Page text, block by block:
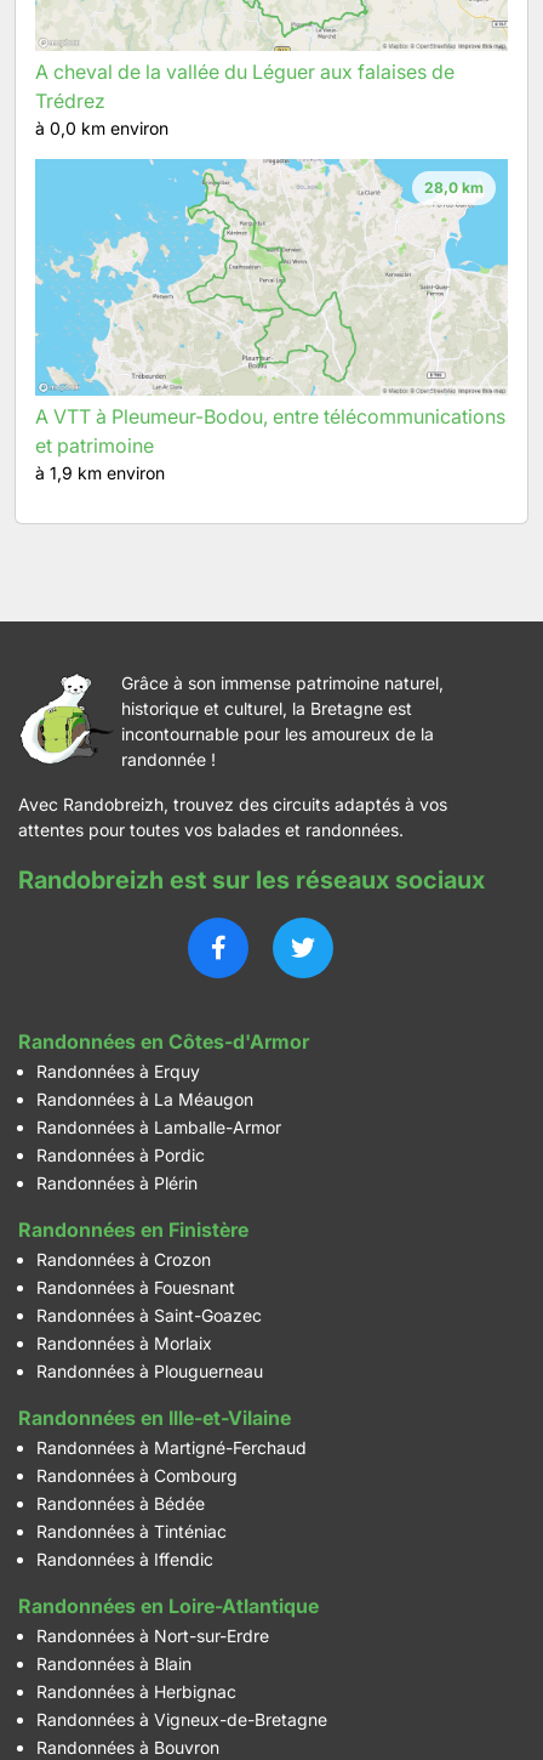
A cheval de la vallée du Léguer aux falaises de
Trédrez
à 0,0 km environ
28,0 km
A VTT à Pleumeur-Bodou, entre télécommunications
et patrimoine
à 1,9 km environ
Grâce à son immense patrimoine naturel,
historique et culturel, la Bretagne est
incontournable pour les amoureux de la
randonnée !
Avec Randobreizh, trouvez des circuits adaptés à vos
attentes pour toutes vos balades et randonnées.
Randobreizh est sur les réseaux sociaux
Randonnées en Côtes-d'Armor
Randonnées à Erquy
Randonnées à La Méaugon
Randonnées à Lamballe-Armor
Randonnées à Pordic
Randonnées à Plérin
Randonnées en Finistère
Randonnées à Crozon
Randonnées à Fouesnant
Randonnées à Saint-Goazec
Randonnées à Morlaix
Randonnées à Plouguerneau
Randonnées en Ille-et-Vilaine
Randonnées à Martigné-Ferchaud
Randonnées à Combourg
Randonnées à Bédée
Randonnées à Tinténiac
Randonnées à Iffendic
Randonnées en Loire-Atlantique
Randonnées à Nort-sur-Erdre
Randonnées à Blain
Randonnées à Herbignac
Randonnées à Vigneux-de-Bretagne
Randonnées à Bouvron